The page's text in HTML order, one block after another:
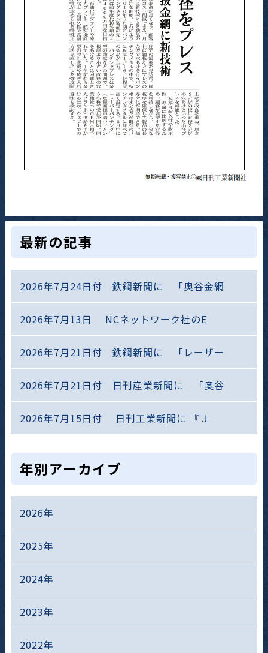
最新の記事
2026年7月24日付 鉄鋼新聞に 「奥谷金網
2026年7月13日 NCネットワーク社のE
2026年7月21日付 鉄鋼新聞に 「レーザー
2026年7月21日付 日刊産業新聞に 「奥谷
2026年7月15日付 日刊工業新聞に 『Ｊ
年別アーカイブ
2026年
2025年
2024年
2023年
2022年